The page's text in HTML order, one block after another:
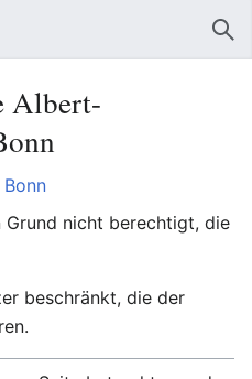
Albert-
nicht berechtigt, die
beschränkt, die der